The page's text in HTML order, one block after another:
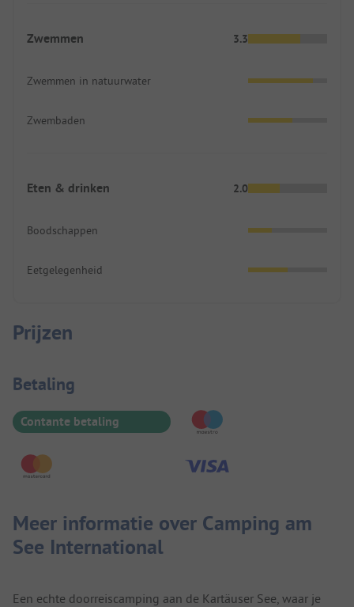
Zwemmen 3.3
Zwemmen in natuurwater
Zwembaden
Eten & drinken 2.0
Boodschappen
Eetgelegenheid
Prijzen
Betaalinformatie
Betaling
Contante betaling
Meer informatie over Camping am
See International
Een echte doorreiscamping aan de Kartäuser See, waar je